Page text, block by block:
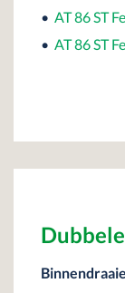
• AT 86 ST
• AT 86 ST